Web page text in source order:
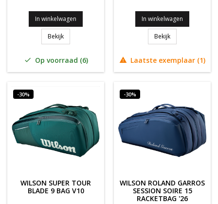
In winkelwagen
BekijkWilson DEFYER Backpack V1
 Op voorraad (6)
In winkelwagen
BekijkWILSON DEFYER
 Laatste exemplaar (1)
-30%
WILSON SUPER TOUR
BLADE 9 BAG V10
-30%
WILSON ROLAND GARROS
SESSION SOIRE 15
RACKETBAG '26